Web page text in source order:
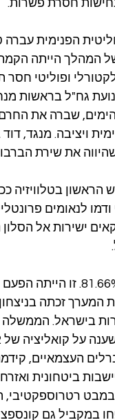
חסרת פשרות.
הפנימית עברה
המהלך הייתה
גח"ל בראשות
שברה את
את שירת
השימוש הראשון
ודמו לנאומים
ישירות אל
העצמאיים,
ביטחונית
במבט
במקביל גם